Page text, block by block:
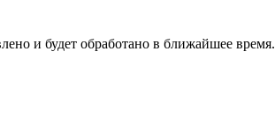
и будет обработано в ближайшее время.